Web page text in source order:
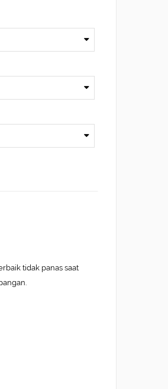
tidak panas saat